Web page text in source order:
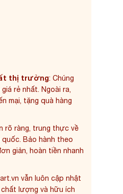
thị trường: Chúng
rẻ nhất. Ngoài ra,
mại, tặng quà hàng
rõ ràng, trung thực về
Bảo hành theo
giản, hoàn tiền nhanh
vẫn luôn cập nhật
lượng và hữu ích